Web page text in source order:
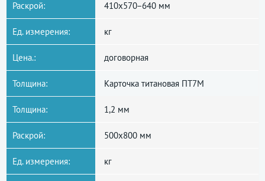
Раскрой: 410x570−640 мм
Ед. измерения: кг
Цена.: договорная
Толщина: Карточка титановая ПТ7М
Толщина: 1,2 мм
Раскрой: 500x800 мм
Ед. измерения: кг